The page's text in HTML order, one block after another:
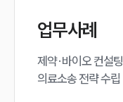
업무사례
제약·바이오 컨설팅,
의료소송 전략 수립